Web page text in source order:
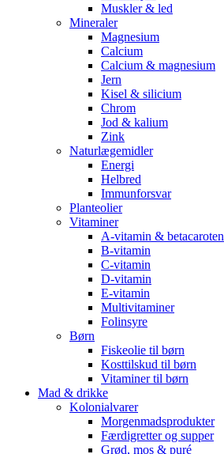
Muskler & led
Mineraler
Magnesium
Calcium
Calcium & magnesium
Jern
Kisel & silicium
Chrom
Jod & kalium
Zink
Naturlægemidler
Energi
Helbred
Immunforsvar
Planteolier
Vitaminer
A-vitamin & betacaroten
B-vitamin
C-vitamin
D-vitamin
E-vitamin
Multivitaminer
Folinsyre
Børn
Fiskeolie til børn
Kosttilskud til børn
Vitaminer til børn
Mad & drikke
Kolonialvarer
Morgenmadsprodukter
Færdigretter og supper
Grød, mos & puré